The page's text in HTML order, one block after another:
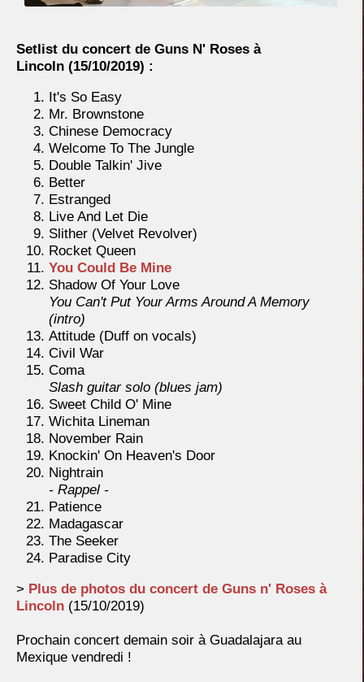
Setlist du concert de Guns N' Roses à
Lincoln (15/10/2019) :
It's So Easy
Mr. Brownstone
Chinese Democracy
Welcome To The Jungle
Double Talkin' Jive
Better
Estranged
Live And Let Die
Slither (Velvet Revolver)
Rocket Queen
You Could Be Mine
Shadow Of Your Love
You Can't Put Your Arms Around A Memory
(intro)
Attitude (Duff on vocals)
Civil War
Coma
Slash guitar solo (blues jam)
Sweet Child O' Mine
Wichita Lineman
November Rain
Knockin' On Heaven's Door
Nightrain
- Rappel -
Patience
Madagascar
The Seeker
Paradise City
> Plus de photos du concert de Guns n' Roses à
Lincoln (15/10/2019)
Prochain concert demain soir à Guadalajara au
Mexique vendredi !